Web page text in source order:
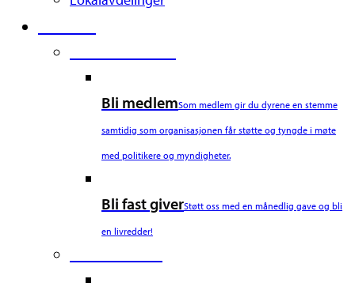
Bli medlemSom medlem gir du dyrene en stemme
samtidig som organisasjonen får støtte og tyngde i møte
med politikere og myndigheter.
Bli fast giverStøtt oss med en månedlig gave og bli
en livredder!